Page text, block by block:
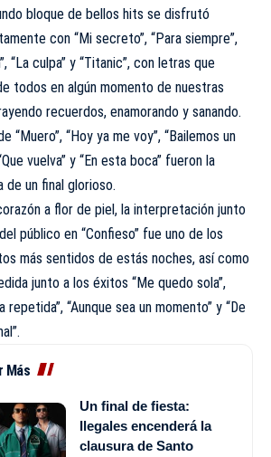
bloque de bellos hits se disfrutó
con “Mi secreto”, “Para siempre”,
“La culpa” y “Titanic”, con letras que
todos en algún momento de nuestras
recuerdos, enamorando y sanando.
“Muero”, “Hoy ya me voy”, “Bailemos un
vuelva” y “En esta boca” fueron la
de un final glorioso.
a flor de piel, la interpretación junto
público en “Confieso” fue uno de los
más sentidos de estás noches, así como
junto a los éxitos “Me quedo sola”,
repetida”, “Aunque sea un momento” y “De
Más
Un final de fiesta:
Ilegales encenderá la
clausura de Santo